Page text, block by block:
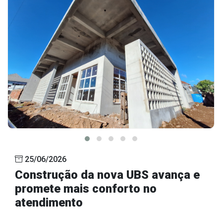
25/06/2026
Construção da nova UBS avança e
promete mais conforto no
atendimento